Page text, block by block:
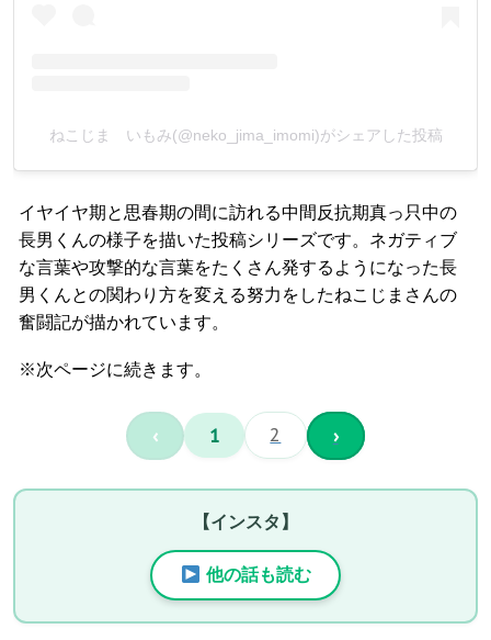
ねこじま いもみ(@neko_jima_imomi)がシェアした投稿
イヤイヤ期と思春期の間に訪れる中間反抗期真っ只中の
長男くんの様子を描いた投稿シリーズです。ネガティブ
な言葉や攻撃的な言葉をたくさん発するようになった長
男くんとの関わり方を変える努力をしたねこじまさんの
奮闘記が描かれています。
※次ページに続きます。
‹ 1 2 ›
【インスタ】
他の話も読む